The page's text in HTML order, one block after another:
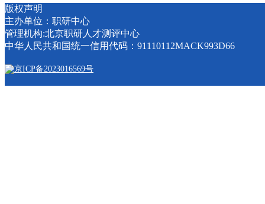
版权声明
主办单位：职研中心
管理机构:北京职研人才测评中心
中华人民共和国统一信用代码：91110112MACK993D66
京ICP备2023016569号